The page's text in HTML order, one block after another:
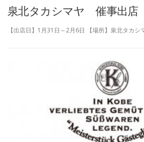
泉北タカシマヤ 催事出店
【出店日】1月31日～2月6日 【場所】泉北タカシ